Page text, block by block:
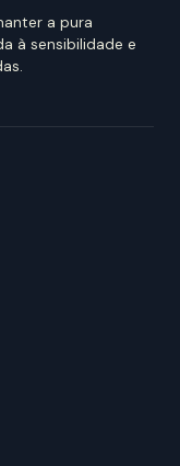
a pura
à sensibilidade e